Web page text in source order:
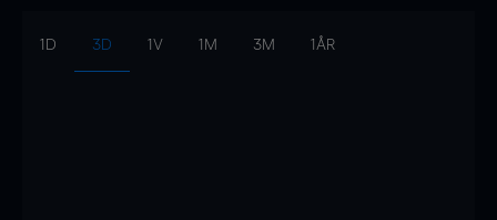
1D 3D 1V 1M 3M 1ÅR